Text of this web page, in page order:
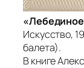
Искусство,
балета).
В книге